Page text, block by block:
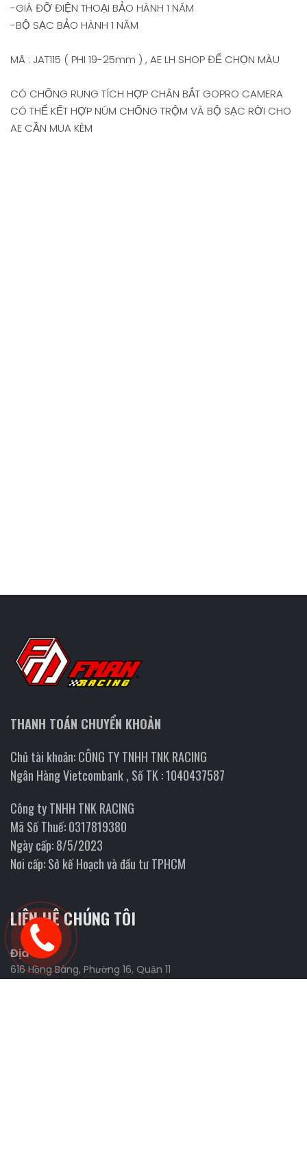
-GIÁ ĐỠ ĐIỆN THOẠI BẢO HÀNH 1 NĂM
-BỘ SẠC BẢO HÀNH 1 NĂM
MÃ : JAT115 ( PHI 19-25mm ) , AE LH SHOP ĐỂ CHỌN MÀU
CÓ CHỐNG RUNG TÍCH HỢP CHÂN BẮT GOPRO CAMERA
CÓ THỂ KẾT HỢP NÚM CHỐNG TRỘM VÀ BỘ SẠC RỜI CHO
AE CẦN MUA KÈM
THANH TOÁN CHUYỂN KHOẢN
Chủ tài khoản: CÔNG TY TNHH TNK RACING
Ngân Hàng Vietcombank , Số TK : 1040437587
Công ty TNHH TNK RACING
Mã Số Thuế: 0317819380
Ngày cấp: 8/5/2023
Nơi cấp: Sở kế Hoạch và đầu tư TPHCM
LIÊN HỆ CHÚNG TÔI
Địa chỉ
616 Hồng Bàng, Phường 16, Quận 11